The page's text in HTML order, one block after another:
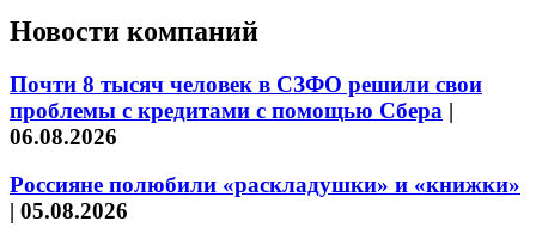
Новости компаний
Почти 8 тысяч человек в СЗФО решили свои
проблемы с кредитами с помощью Сбера |
06.08.2026
Россияне полюбили «раскладушки» и «книжки»
| 05.08.2026